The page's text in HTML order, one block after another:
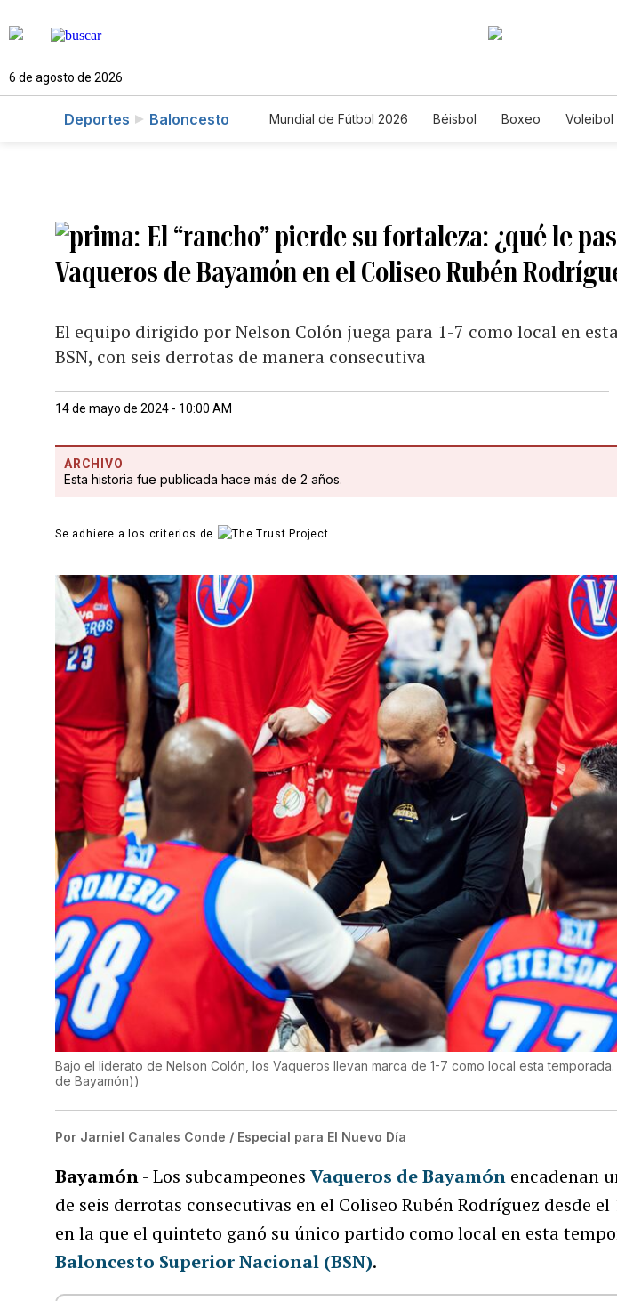
6 de agosto de 2026
Deportes Baloncesto Mundial de Fútbol 2026 Béisbol Boxeo Voleibol
El “rancho” pierde su fortaleza: ¿qué le
Vaqueros de Bayamón en el Coliseo Rubén
El equipo dirigido por Nelson Colón juega para 1-7 como local en
BSN, con seis derrotas de manera consecutiva
14 de mayo de 2024 - 10:00 AM
ARCHIVO
Esta historia fue publicada hace más de 2 años.
Se adhiere a los criterios de
Bajo el liderato de Nelson Colón, los Vaqueros llevan marca de 1-7 como local esta temporada.
de Bayamón))
Por Jarniel Canales Conde / Especial para El Nuevo Día
Bayamón- Los subcampeones Vaqueros de Bayamón encadenan
de seis derrotas consecutivas en el Coliseo Rubén Rodríguez desde
en la que el quinteto ganó su único partido como local en esta
Baloncesto Superior Nacional (BSN).